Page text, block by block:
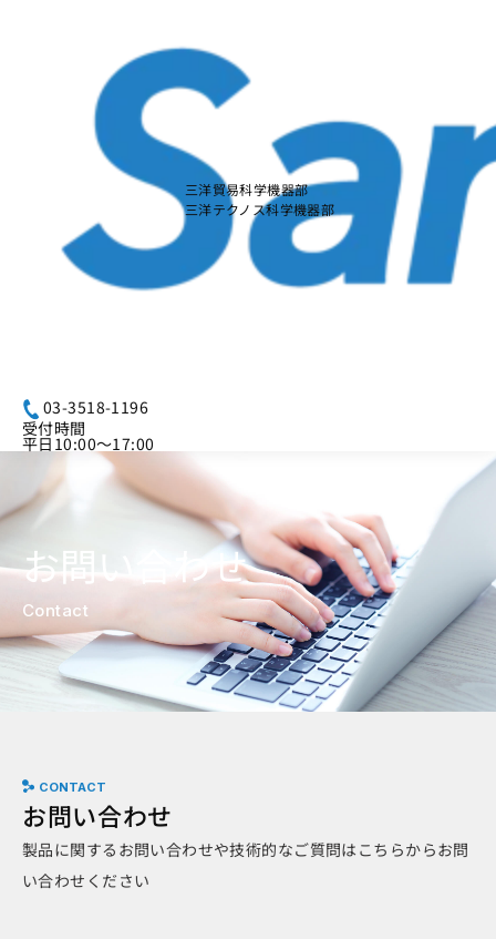
三洋貿易科学機器部
三洋テクノス科学機器部
03-3518-1196
受付時間
平日10:00～17:00
お問い合わせ
Contact
CONTACT
お問い合わせ
製品に関するお問い合わせや技術的なご質問はこちらからお問
い合わせください